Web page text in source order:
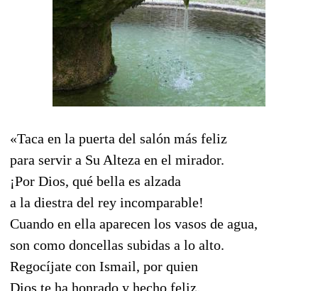
«Taca en la puerta del salón más feliz
para servir a Su Alteza en el mirador.
¡Por Dios, qué bella es alzada
a la diestra del rey incomparable!
Cuando en ella aparecen los vasos de agua,
son como doncellas subidas a lo alto.
Regocíjate con Ismail, por quien
Dios te ha honrado y hecho feliz.